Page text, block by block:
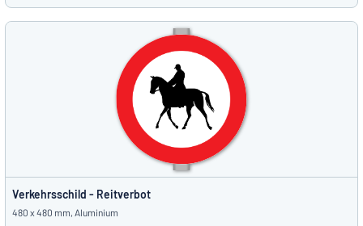
Verkehrsschild - Reitverbot
480 x 480 mm, Aluminium